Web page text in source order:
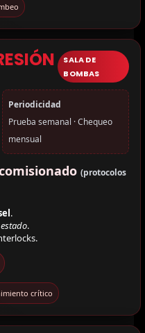
SALA DE
BOMBAS
Periodicidad
Prueba semanal · Chequeo
mensual
(protocolos
.
.
crítico